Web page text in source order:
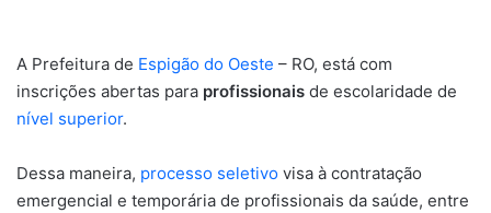
A Prefeitura de Espigão do Oeste – RO, está com
inscrições abertas para profissionais de escolaridade de
nível superior.
Dessa maneira, processo seletivo visa à contratação
emergencial e temporária de profissionais da saúde, entre